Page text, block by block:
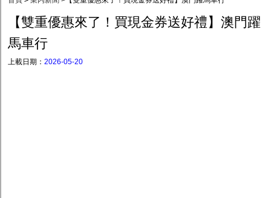
【雙重優惠來了！買現金券送好禮】澳門躍
馬車行
上載日期： 2026-05-20